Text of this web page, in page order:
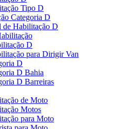
Tipo D
Categoria D
de Habilitação D
D
para Dirigir Van
D
D Bahia
D Barreiras
de Moto
Motos
para Moto